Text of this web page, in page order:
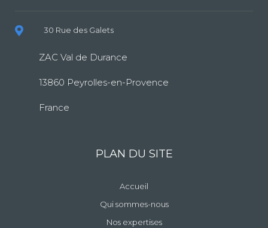
30 Rue des Galets
ZAC Val de Durance
13860 Peyrolles-en-Provence
France
PLAN DU SITE
Accueil
Qui sommes-nous
Nos expertises